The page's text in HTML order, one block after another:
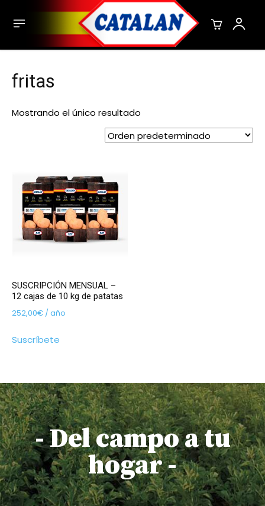
fritas
Mostrando el único resultado
SUSCRIPCIÓN MENSUAL –
12 cajas de 10 kg de patatas
252,00€ / año
Suscríbete
- Del campo a tu
hogar -